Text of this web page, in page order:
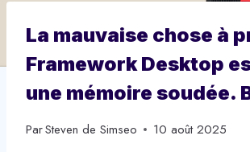
La mauvaise chose à
Framework Desktop
une mémoire soudée.
ParSteven de Simseo 10 août 2025